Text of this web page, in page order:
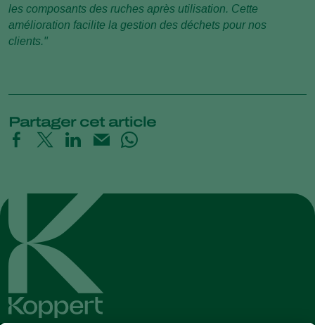
les composants des ruches après utilisation. Cette
amélioration facilite la gestion des déchets pour nos
clients."
Partager cet article